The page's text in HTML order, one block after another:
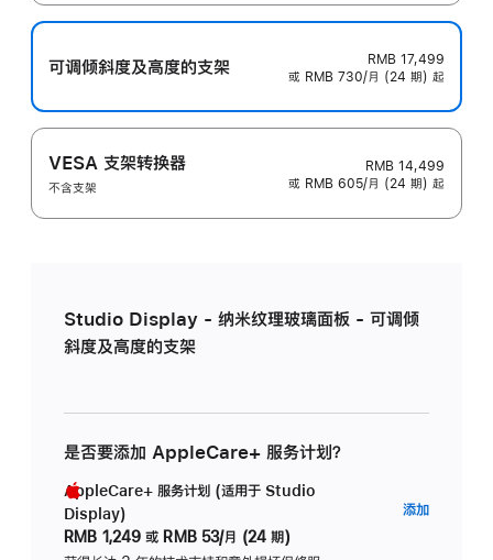
可调倾斜度及高‍度的支‍架
RMB 17,499
或 RMB 730/月 (24 期) 起
VESA 支架转换器
不含支架
RMB 14,499
或 RMB 605/月 (24 期) 起
Studio Display - 纳米纹理玻璃面板 - 可调倾
斜度及高度的支架
是否要添加 AppleCare+ 服务计划？
AppleCare+ 服务计划 (适用于 Studio
Display)
RMB 1,249 或 RMB 53/月 (24 期)
添加